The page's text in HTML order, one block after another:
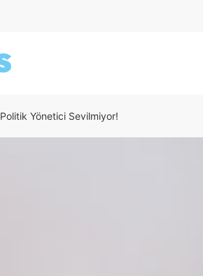
Politik Yönetici Sevilmiyor!